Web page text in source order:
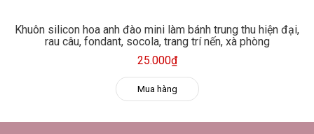
Khuôn silicon hoa anh đào mini làm bánh trung thu hiện đại,
rau câu, fondant, socola, trang trí nến, xà phòng
25.000₫
Mua hàng